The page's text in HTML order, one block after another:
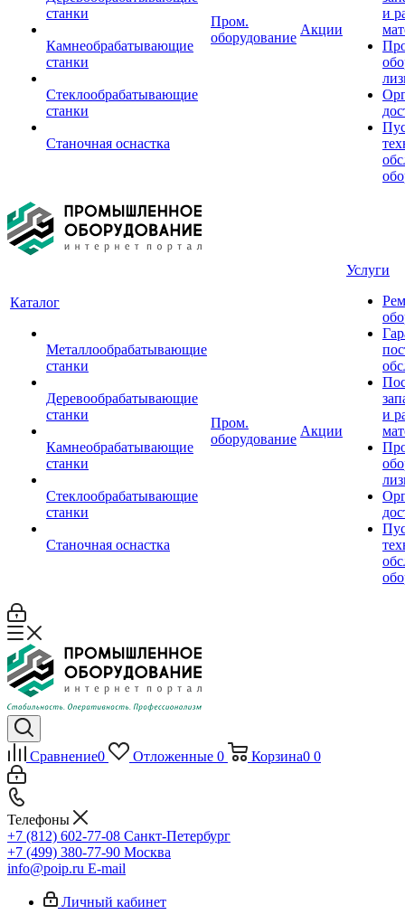
станки
Камнеобрабатывающие
станки
Стеклообрабатывающие
станки
Станочная оснастка
Пром.
оборудование
Акции
и
Каталог
Металлообрабатывающие
станки
Деревообрабатывающие
станки
Камнеобрабатывающие
станки
Стеклообрабатывающие
станки
Станочная оснастка
Пром.
оборудование
Акции
Услуги
и
Сравнение0 Отложенные 0 Корзина0 0
Телефоны
+7 (812) 602-77-08 Санкт-Петербург
+7 (499) 380-77-90 Москва
info@poip.ru E-mail
Личный кабинет